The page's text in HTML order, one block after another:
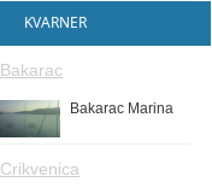
KVARNER
Bakarac
Bakarac Marina
Crikvenica